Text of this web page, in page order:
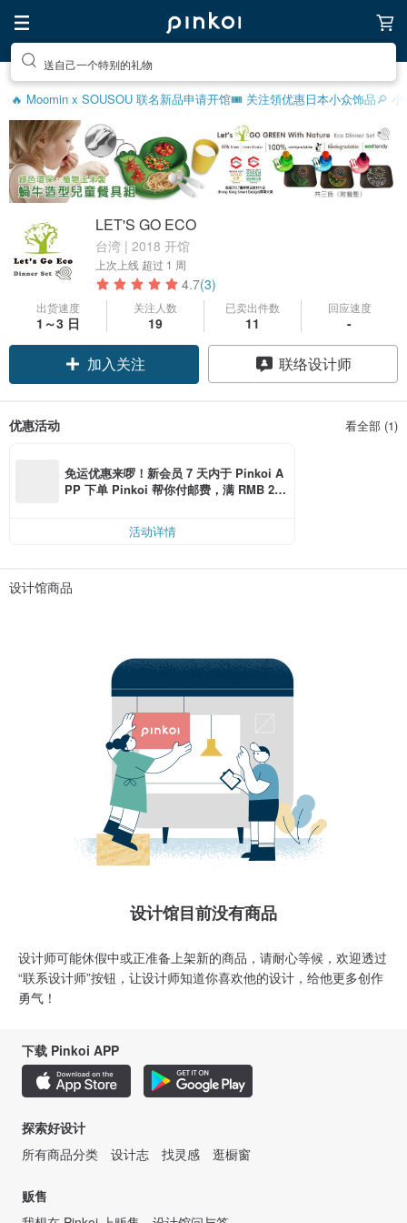
送自己一个特别的礼物
🔥 Moomin x SOUSOU 联名新品申请开馆🎟️ 关注領优惠日本小众饰品🔎 小
LET'S GO ECO
台湾 | 2018 开馆
上次上线 超过 1 周
4.7(3)
出货速度
1～3 日
关注人数
19
已卖出件数
11
回应速度
-
加入关注 联络设计师
优惠活动 看全部 (1)
免运优惠来啰！新会员 7 天内于 Pinkoi A
PP 下单 Pinkoi 帮你付邮费，满 RMB 25
活动详情
设计馆商品
设计馆目前没有商品
设计师可能休假中或正准备上架新的商品，请耐心等候，欢迎透过
“联系设计师”按钮，让设计师知道你喜欢他的设计，给他更多创作
勇气！
下载 Pinkoi APP
探索好设计
所有商品分类
设计志 找灵感 逛橱窗
贩售